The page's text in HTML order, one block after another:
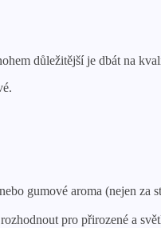
důležitější je dbát na
gumové aroma (nejen za
pro přirozené a